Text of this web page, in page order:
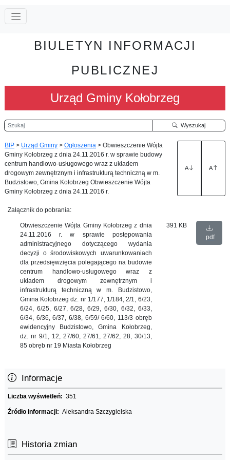
BIULETYN INFORMACJI
PUBLICZNEJ
Urząd Gminy Kołobrzeg
Szukaj Wyszukaj
BIP > Urząd Gminy > Ogłoszenia > Obwieszczenie Wójta
Gminy Kołobrzeg z dnia 24.11.2016 r. w sprawie budowy
centrum handlowo-usługowego wraz z układem
drogowym zewnętrznym i infrastrukturą techniczną w m.
Budzistowo, Gmina Kołobrzeg Obwieszczenie Wójta
Gminy Kołobrzeg z dnia 24.11.2016 r.
A A
Załącznik do pobrania:
Obwieszczenie Wójta Gminy Kołobrzeg z dnia
24.11.2016 r. w sprawie postępowania
administracyjnego dotyczącego wydania
decyzji o środowiskowych uwarunkowaniach
dla przedsięwzięcia polegającego na budowie
centrum handlowo-usługowego wraz z
układem drogowym zewnętrznym i
infrastrukturą techniczną w m. Budzistowo,
Gmina Kołobrzeg dz. nr 1/177, 1/184, 2/1, 6/23,
6/24, 6/25, 6/27, 6/28, 6/29, 6/30, 6/32, 6/33,
6/34, 6/36, 6/37, 6/38, 6/59/ 6/60, 113/3 obręb
ewidencyjny Budzistowo, Gmina Kołobrzeg,
dz. nr 9/1, 12, 27/60, 27/61, 27/62, 28, 30/13,
85 obręb nr 19 Miasta Kołobrzeg
391 KB
pdf
Informacje
Liczba wyświetleń: 351
Źródło informacji: Aleksandra Szczygielska
Historia zmian